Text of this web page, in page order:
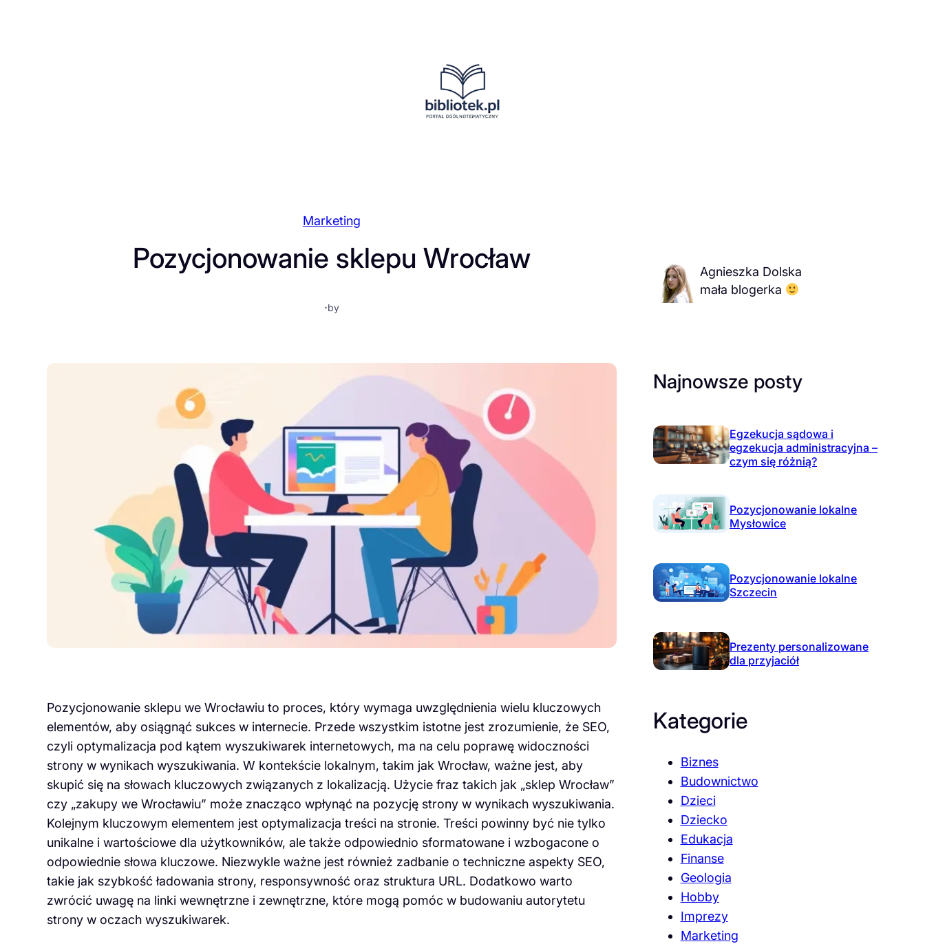
Marketing
Pozycjonowanie sklepu Wrocław
·by
Pozycjonowanie sklepu we Wrocławiu to proces, który wymaga uwzględnienia wielu kluczowych
elementów, aby osiągnąć sukces w internecie. Przede wszystkim istotne jest zrozumienie, że SEO,
czyli optymalizacja pod kątem wyszukiwarek internetowych, ma na celu poprawę widoczności
strony w wynikach wyszukiwania. W kontekście lokalnym, takim jak Wrocław, ważne jest, aby
skupić się na słowach kluczowych związanych z lokalizacją. Użycie fraz takich jak „sklep Wrocław”
czy „zakupy we Wrocławiu” może znacząco wpłynąć na pozycję strony w wynikach wyszukiwania.
Kolejnym kluczowym elementem jest optymalizacja treści na stronie. Treści powinny być nie tylko
unikalne i wartościowe dla użytkowników, ale także odpowiednio sformatowane i wzbogacone o
odpowiednie słowa kluczowe. Niezwykle ważne jest również zadbanie o techniczne aspekty SEO,
takie jak szybkość ładowania strony, responsywność oraz struktura URL. Dodatkowo warto
zwrócić uwagę na linki wewnętrzne i zewnętrzne, które mogą pomóc w budowaniu autorytetu
strony w oczach wyszukiwarek.
Agnieszka Dolska
mała blogerka
Najnowsze posty
Egzekucja sądowa i
egzekucja administracyjna –
czym się różnią?
Pozycjonowanie lokalne
Mysłowice
Pozycjonowanie lokalne
Szczecin
Prezenty personalizowane
dla przyjaciół
Kategorie
Biznes
Budownictwo
Dzieci
Dziecko
Edukacja
Finanse
Geologia
Hobby
Imprezy
Marketing